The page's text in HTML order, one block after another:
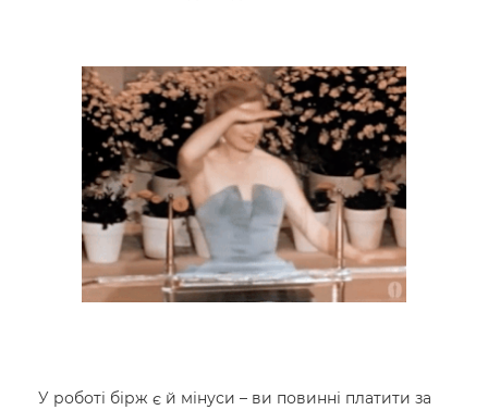
У роботі бірж є й мінуси – ви повинні платити за